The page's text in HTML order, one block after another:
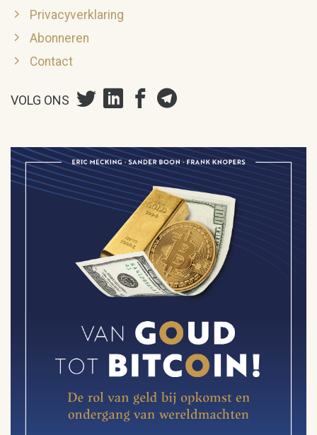
Privacyverklaring
Abonneren
Contact
VOLG ONS